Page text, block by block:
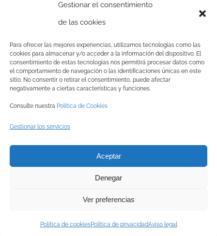
Gestionar el consentimiento
de las cookies
Para ofrecer las mejores experiencias, utilizamos tecnologías como las
cookies para almacenar y/o acceder a la información del dispositivo. El
consentimiento de estas tecnologías nos permitirá procesar datos como
el comportamiento de navegación o las identificaciones únicas en este
sitio. No consentir o retirar el consentimiento, puede afectar
negativamente a ciertas características y funciones.
Consulte nuestra Política de Cookies
Gestionar los servicios
Aceptar
Denegar
Ver preferencias
Política de cookiesPolítica de privacidadAviso legal
Política de privacidad
Canal interno de información
FacebookInstagram
X YouTubeLinkedIn